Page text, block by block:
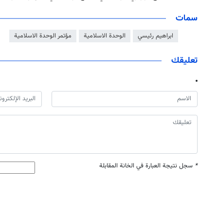
سمات
ابراهيم رئيسي الوحدة الاسلامية مؤتمر الوحدة الاسلامية
تعليقك
* سجل نتيجة العبارة في الخانة المقابلة